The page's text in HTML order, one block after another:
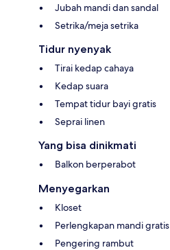
Jubah mandi dan sandal
Setrika/meja setrika
Tidur nyenyak
Tirai kedap cahaya
Kedap suara
Tempat tidur bayi gratis
Seprai linen
Yang bisa dinikmati
Balkon berperabot
Menyegarkan
Kloset
Perlengkapan mandi gratis
Pengering rambut